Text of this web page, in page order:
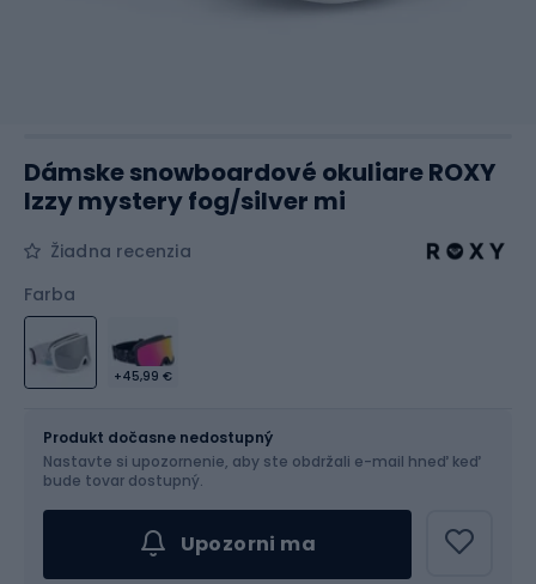
Dámske snowboardové okuliare ROXY
Izzy mystery fog/silver mi
Žiadna recenzia
Farba
+45,99 €
Produkt dočasne nedostupný
Nastavte si upozornenie, aby ste obdržali e-mail hneď keď
bude tovar dostupný.
Upozorni ma